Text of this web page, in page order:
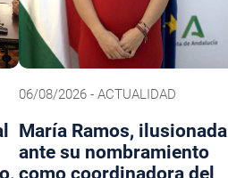
06/08/2026 - ACTUALIDAD
María Ramos, ilusionada
ante su nombramiento
como coordinadora del